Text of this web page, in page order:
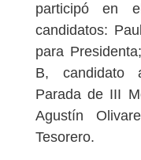
participó en
candidatos:
para
B, candidato
Parada de III
Agustín
Tesorero.